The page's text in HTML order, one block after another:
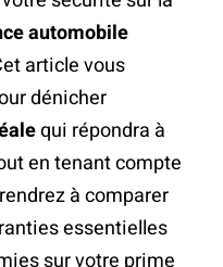
automobile
article vous
dénicher
qui répondra à
en tenant compte
à comparer
essentielles